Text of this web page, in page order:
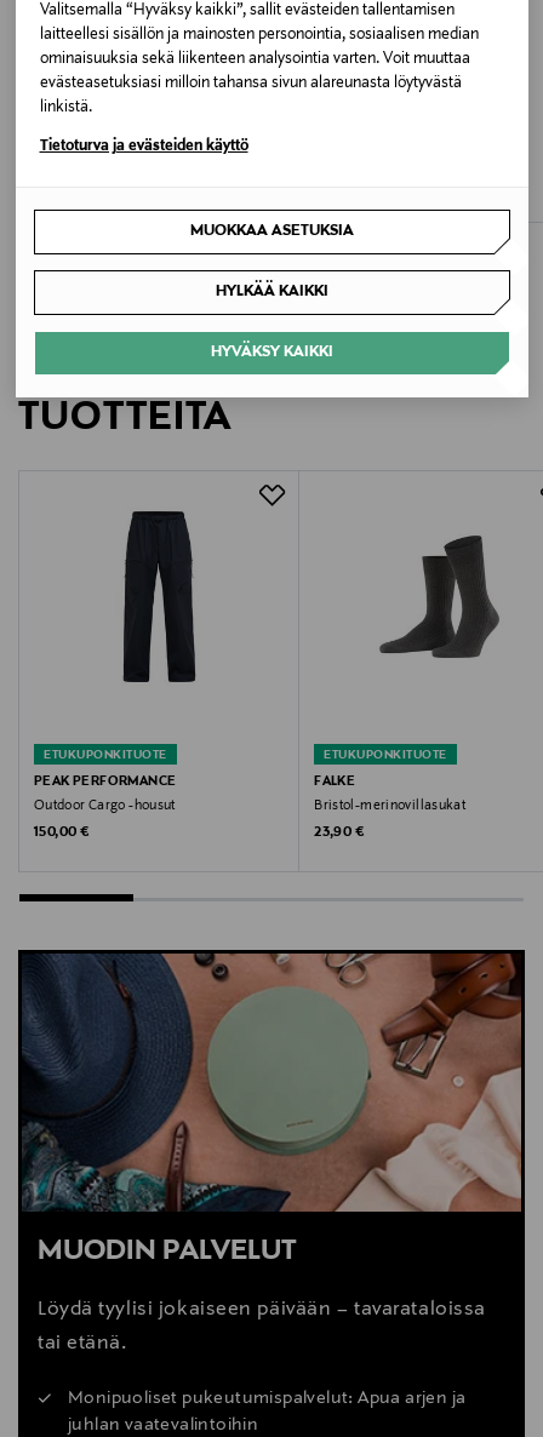
Valitsemalla “Hyväksy kaikki”, sallit evästeiden tallentamisen
laitteellesi sisällön ja mainosten personointia, sosiaalisen median
ominaisuuksia sekä liikenteen analysointia varten. Voit muuttaa
evästeasetuksiasi milloin tahansa sivun alareunasta löytyvästä
linkistä.
Tietoturva ja evästeiden käyttö
MUOKKAA ASETUKSIA
HYLKÄÄ KAIKKI
HYVÄKSY KAIKKI
BK NB CAVIAR
Valmistusmaa
Pakistan
New Balance Europe BV
Valmistajan osoite
customercare@newbalance.eu
trikootoppi, hihaton, puuvillatoppi, New Balance,
urheilutoppi, nuorten vaatteet
COLUMBIA
LISÄÄ KIINNOSTAVIA
TUOTTEITA
ETUKUPONKITUOTE
PEAK PERFORMANCE
Outdoor Cargo -housut
Original Price
150,00 €
ETUKUPONKITUOTE
FALKE
Bristol-merinovillasukat
Original Price
23,90 €
MUODIN PALVELUT
Löydä tyylisi jokaiseen päivään – tavarataloissa
tai etänä.
Monipuoliset pukeutumispalvelut: Apua arjen ja
juhlan vaatevalintoihin